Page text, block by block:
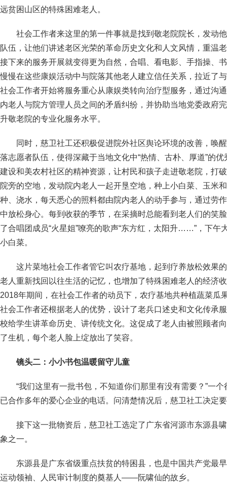
远贫困山区的特殊困难老人。
社会工作者来这里的第一件事就是找到敬老院院长，发动
队伍，让他们讲述老区光荣的革命历史文化和人文风情，重温
接下来的服务开展就变得更为自然，合唱、看电影、手指操
慢慢在这些康娱活动中与院落其他老人建立信任关系，拉近了
社会工作者开始将服务重心从康娱类转向治疗型服务，通过沟
内老人与院方管理人员之间的矛盾纠纷，并协助当地党委政府
升敬老院的专业化服务水平。
同时，慈卫社工还积极促进院外社区舆论环境的改善，唤
落志愿者队伍，使得深藏于当地文化中“热情、古朴、厚道”的
建设和美农村社区的精神资源，让村民和孩子走进敬老院，打
院旁的空地，发动院内老人一起开垦空地，种上小白菜、玉米
种、浇水，每天悉心的照料都由院内老人的动手参与，通过劳
中放松身心。每到收获的季节，在采摘时总能看到老人们的笑
了合唱团成员“火星姐”嘹亮的歌声“东方红，太阳升……”，下午
小白菜。
这片菜地社会工作者管它叫农疗基地，起到疗养放松效果
老人重新找回以往生活的记忆，也增加了特殊困难老人的经济
2018年期间，在社会工作者的动员下，农疗基地共种植蔬菜瓜
社会工作者还根据老人的优势，设计了老兵口述史和文化传承
校给学生讲革命历史、讲传统文化。这促成了老人由被照顾者
了生机，每个老人脸上绽放出了笑容。
镜头二：小小书包温暖留守儿童
“我们这里有一批书包，不知道你们那里有没有需要？”一
已合作多年的爱心企业的电话。问清楚情况后，慈卫社工决定
接下这一批物资后，慈卫社工选定了广东省河源市东源县
象之一。
东源县是广东省级重点扶贫的特困县，也是中国共产党最
运动领袖、人民审计制度的奠基人——阮啸仙的故乡。